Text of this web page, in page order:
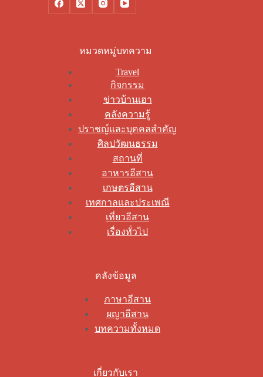
หมวดหมู่บทความ
Travel
กิจกรรม
ข่าวบ้านเฮา
คลังความรู้
ปราชญ์และบุคคลสำคัญ
ศิลปวัฒนธรรม
สถานที่
อาหารอีสาน
เกษตรอีสาน
เทศกาลและประเพณี
เที่ยวอีสาน
เรื่องทั่วไป
คลังข้อมูล
ภาษาอีสาน
ผญาอีสาน
บทความทั้งหมด
เกี่ยวกับเรา